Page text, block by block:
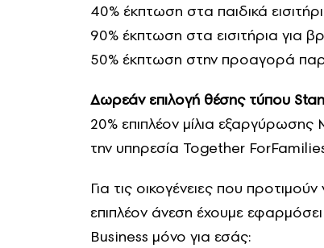
40% έκπτωση στα παιδικά
90% έκπτωση στα εισιτήρια για
50% έκπτωση στην προαγορά
Δωρεάν επιλογή θέσης τύπου
20% επιπλέον μίλια
την υπηρεσία Together
Για τις οικογένειες που
επιπλέον άνεση έχουμε
Business μόνο για εσάς: